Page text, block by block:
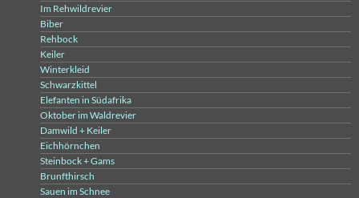
Im Rehwildrevier
Biber
Rehbock
Keiler
Winterkleid
Schwarzkittel
Elefanten in Südafrika
Oktober im Waldrevier
Damwild + Keiler
Eichhörnchen
Steinbock + Gams
Brunfthirsch
Sauen im Schnee